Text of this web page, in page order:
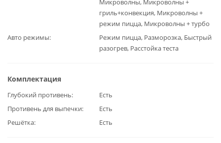
гриль+конвекция, Микроволны +
режим пицца, Микроволны + турбо
Авто режимы
Режим пицца, Разморозка, Быстрый
разогрев, Расстойка теста
Комплектация
Глубокий противень
Есть
Противень для выпечки
Есть
Решётка
Есть